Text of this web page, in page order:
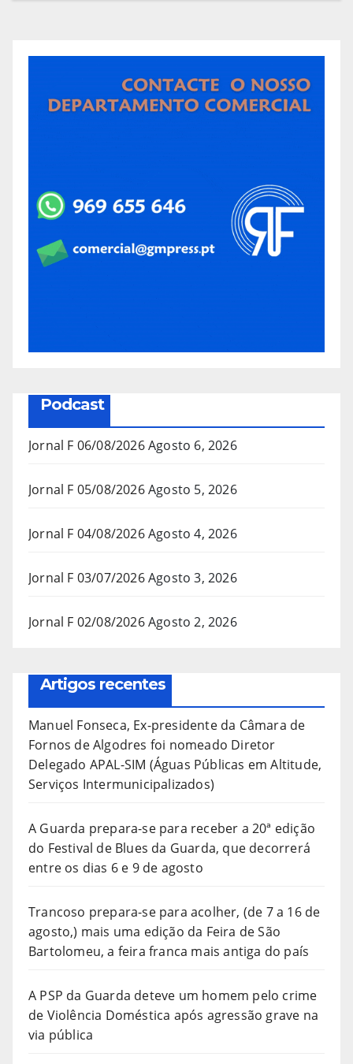
Podcast
Jornal F 06/08/2026Agosto 6, 2026
Jornal F 05/08/2026Agosto 5, 2026
Jornal F 04/08/2026Agosto 4, 2026
Jornal F 03/07/2026Agosto 3, 2026
Jornal F 02/08/2026Agosto 2, 2026
Artigos recentes
Manuel Fonseca, Ex-presidente da Câmara de
Fornos de Algodres foi nomeado Diretor
Delegado APAL-SIM (Águas Públicas em Altitude,
Serviços Intermunicipalizados)
A Guarda prepara-se para receber a 20ª edição
do Festival de Blues da Guarda, que decorrerá
entre os dias 6 e 9 de agosto
Trancoso prepara-se para acolher, (de 7 a 16 de
agosto,) mais uma edição da Feira de São
Bartolomeu, a feira franca mais antiga do país
A PSP da Guarda deteve um homem pelo crime
de Violência Doméstica após agressão grave na
via pública